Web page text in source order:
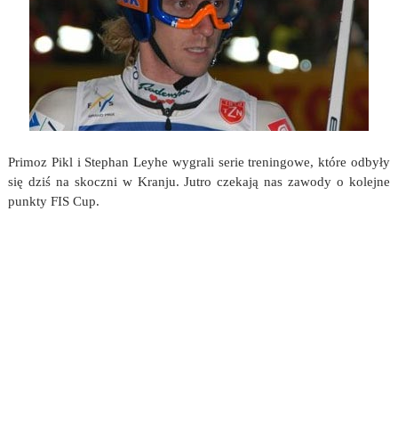
Primoz Pikl i Stephan Leyhe wygrali serie treningowe, które odbyły
się dziś na skoczni w Kranju. Jutro czekają nas zawody o kolejne
punkty FIS Cup.